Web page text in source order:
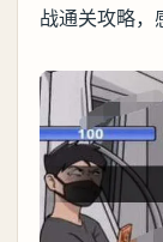
战通关攻略，